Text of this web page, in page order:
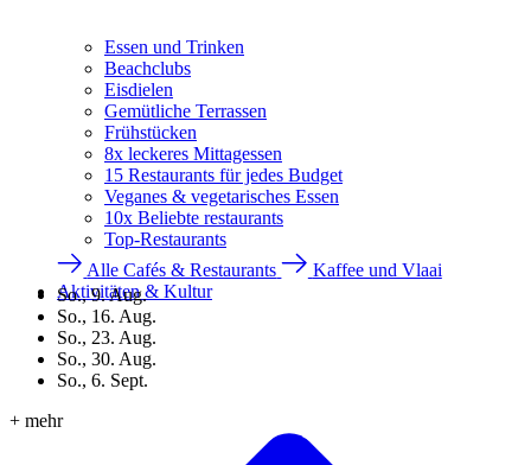
Essen und Trinken
Beachclubs
Eisdielen
Gemütliche Terrassen
Frühstücken
8x leckeres Mittagessen
15 Restaurants für jedes Budget
Veganes & vegetarisches Essen
10x Beliebte restaurants
Top-Restaurants
Alle Cafés & Restaurants
Kaffee und Vlaai
Aktivitäten & Kultur
So., 9. Aug.
So., 16. Aug.
So., 23. Aug.
So., 30. Aug.
So., 6. Sept.
+ mehr